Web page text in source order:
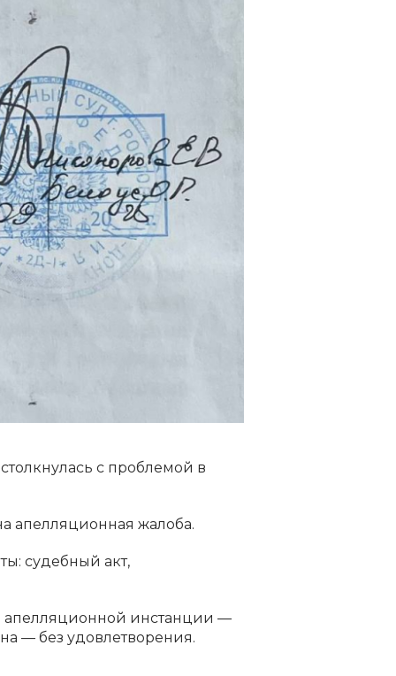
с проблемой в
апелляционная жалоба.
судебный акт,
апелляционной инстанции —
— без удовлетворения.